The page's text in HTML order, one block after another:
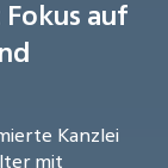
auf
Kanzlei
mit